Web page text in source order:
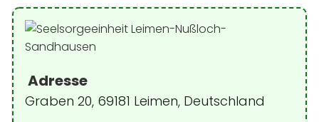
Adresse
Graben 20, 69181 Leimen, Deutschland